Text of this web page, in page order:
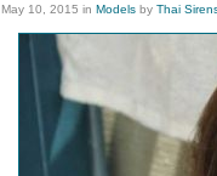
May 10, 2015 in Models by Thai